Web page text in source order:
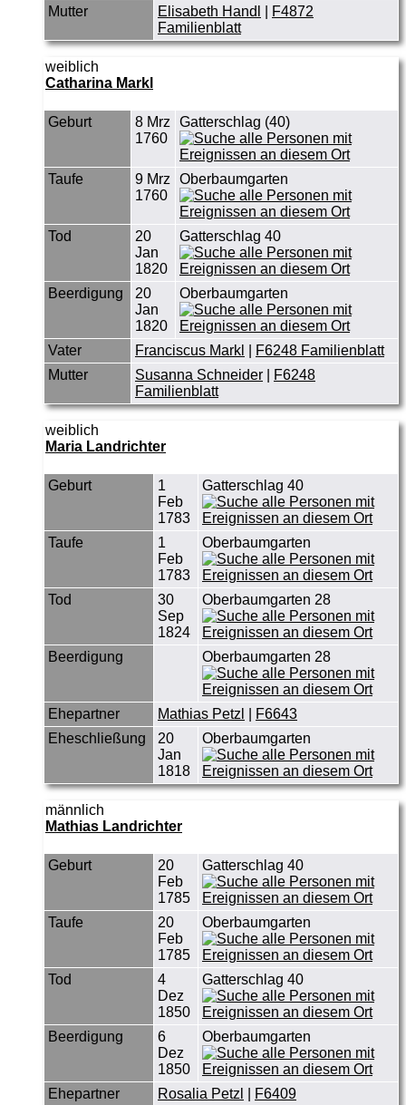
Mutter
Elisabeth Handl
F4872
Familienblatt
weiblich
Catharina Markl
Geburt
8 Mrz
1760
Gatterschlag (40)
Taufe
9 Mrz
1760
Oberbaumgarten
Tod
20
Jan
1820
Gatterschlag 40
Beerdigung
20
Jan
1820
Oberbaumgarten
Vater Franciscus Markl
F6248 Familienblatt
Mutter
Susanna Schneider
F6248
Familienblatt
weiblich
Maria Landrichter
Geburt
1
Feb
1783
Gatterschlag 40
Taufe
1
Feb
1783
Oberbaumgarten
Tod
30
Sep
1824
Oberbaumgarten 28
Beerdigung Oberbaumgarten 28
Ehepartner Mathias Petzl
F6643
Eheschließung
20
Jan
1818
Oberbaumgarten
männlich
Mathias Landrichter
Geburt
20
Feb
1785
Gatterschlag 40
Taufe
20
Feb
1785
Oberbaumgarten
Tod
4
Dez
1850
Gatterschlag 40
Beerdigung
6
Dez
1850
Oberbaumgarten
Ehepartner Rosalia Petzl F6409